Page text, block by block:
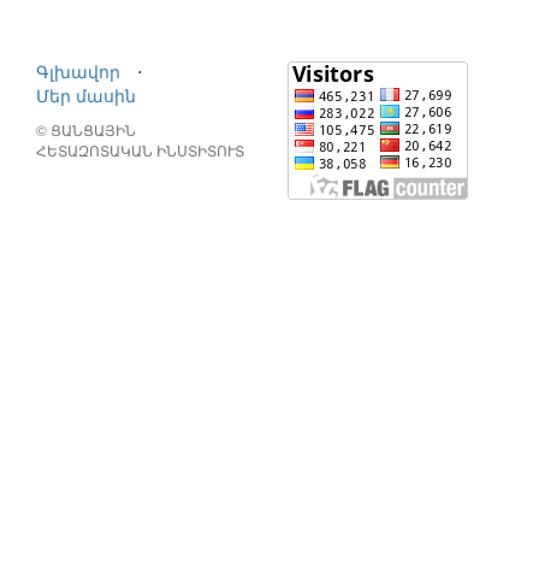
Գլխավոր
⋅
Մեր մասին
© ՑԱՆՑԱՅԻՆ
ՀԵՏԱԶՈՏԱԿԱՆ ԻՆՍՏԻՏՈՒՏ